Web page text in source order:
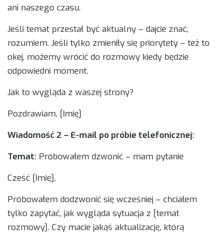
ani naszego czasu.
Jeśli temat przestał być aktualny – dajcie znać,
rozumiem. Jeśli tylko zmieniły się priorytety – też to
okej, możemy wrócić do rozmowy kiedy będzie
odpowiedni moment.
Jak to wygląda z waszej strony?
Pozdrawiam, [Imię]
Wiadomość 2 – E-mail po próbie telefonicznej:
Temat: Próbowałem dzwonić – mam pytanie
Cześć [Imię],
Próbowałem dodzwonić się wcześniej – chciałem
tylko zapytać, jak wygląda sytuacja z [temat
rozmowy]. Czy macie jakąś aktualizację, którą